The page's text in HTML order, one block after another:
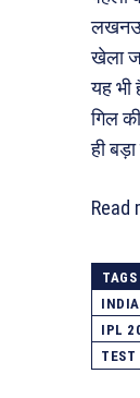
लखनऊ
खेला
यह भी
गिल
ही
Read
TAGS
IPL
TEST